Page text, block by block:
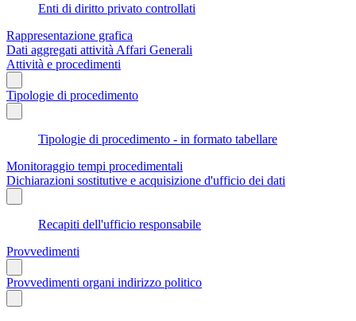
Enti di diritto privato controllati
Rappresentazione grafica
Dati aggregati attività Affari Generali
Attività e procedimenti
Tipologie di procedimento
Tipologie di procedimento - in formato tabellare
Monitoraggio tempi procedimentali
Dichiarazioni sostitutive e acquisizione d'ufficio dei dati
Recapiti dell'ufficio responsabile
Provvedimenti
Provvedimenti organi indirizzo politico